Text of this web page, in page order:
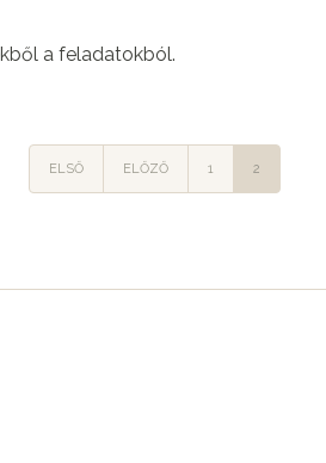
a feladatokból.
ELSŐ ELŐZŐ 1 2